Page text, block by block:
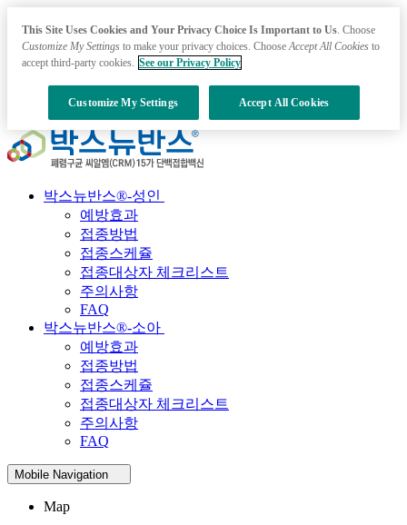
박스뉴반스®-성인
예방효과
접종방법
접종스케쥴
접종대상자 체크리스트
주의사항
FAQ
박스뉴반스®-소아
예방효과
접종방법
접종스케쥴
접종대상자 체크리스트
주의사항
FAQ
Mobile Navigation
Map
This Site Uses Cookies and Your Privacy Choice Is Important to Us. Choose
Customize My Settings to make your privacy choices. ChooseAccept All Cookies to
accept third-party cookies. See our Privacy Policy
Customize My Settings Accept All Cookies